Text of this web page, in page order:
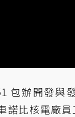
包辦開發與
諾比核電廠